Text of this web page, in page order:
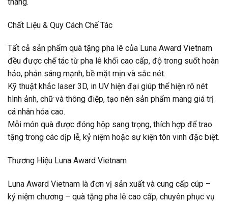
Chất Liệu & Quy Cách Chế Tác
Tất cả sản phẩm quà tặng pha lê của Luna Award Vietnam
đều được chế tác từ pha lê khối cao cấp, độ trong suốt hoàn
hảo, phản sáng mạnh, bề mặt mịn và sắc nét.
Kỹ thuật khắc laser 3D, in UV hiện đại giúp thể hiện rõ nét
hình ảnh, chữ và thông điệp, tạo nên sản phẩm mang giá trị
cá nhân hóa cao.
Mỗi món quà được đóng hộp sang trọng, thích hợp để trao
tặng trong các dịp lễ, kỷ niệm hoặc sự kiện tôn vinh đặc biệt.
Thương Hiệu Luna Award Vietnam
Luna Award Vietnam là đơn vị sản xuất và cung cấp cúp –
kỷ niệm chương – quà tặng pha lê cao cấp, chuyên phục vụ